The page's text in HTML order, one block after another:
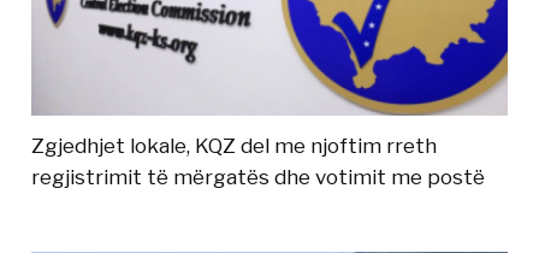
Zgjedhjet lokale, KQZ del me njoftim rreth
regjistrimit të mërgatës dhe votimit me postë